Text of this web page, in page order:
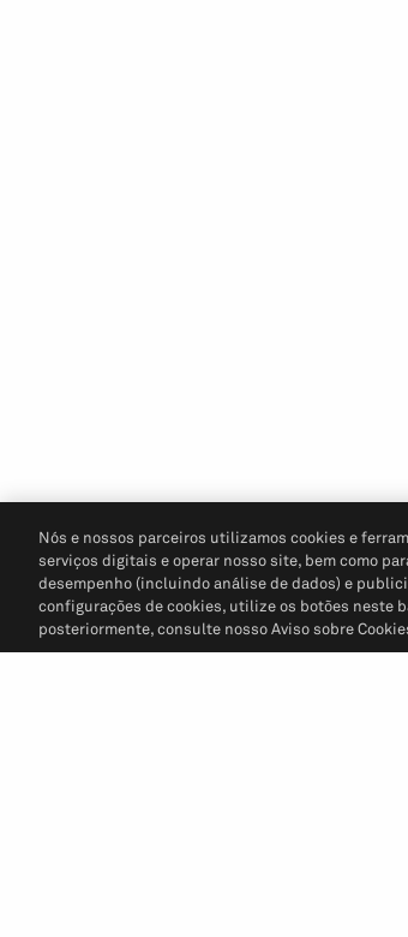
Nós e nossos parceiros utilizamos cookies e
serviços digitais e operar nosso site, bem como
desempenho (incluindo análise de dados) e
configurações de cookies, utilize os botões neste
posteriormente, consulte nosso Aviso sobre